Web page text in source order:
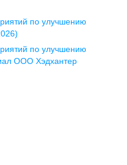
по улучшению
по улучшению
ООО Хэдхантер